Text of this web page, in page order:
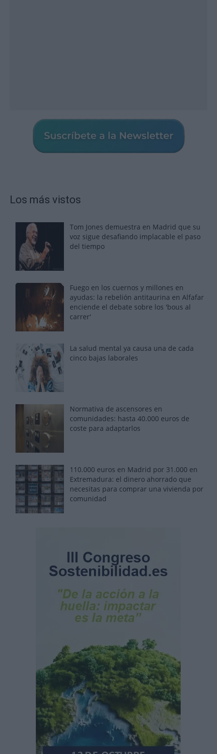
Los más vistos
Tom Jones demuestra en Madrid que su
voz sigue desafiando implacable el paso
del tiempo
Fuego en los cuernos y millones en
ayudas: la rebelión antitaurina en Alfafar
enciende el debate sobre los 'bous al
carrer'
La salud mental ya causa una de cada
cinco bajas laborales
Normativa de ascensores en
comunidades: hasta 40.000 euros de
coste para adaptarlos
110.000 euros en Madrid por 31.000 en
Extremadura: el dinero ahorrado que
necesitas para comprar una vivienda por
comunidad